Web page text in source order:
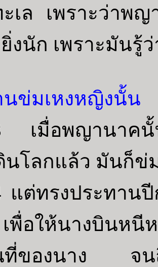
เล เพราะว่าพญ
งนัก เพราะมันรู้
นข่มเหงหญิงนั้น
เมื่อพญานาคนั้
นโลกแล้ว มันก็ข่
แต่ทรงประทา
อให้นางบินหนีห
ที่ของนาง จนถึ